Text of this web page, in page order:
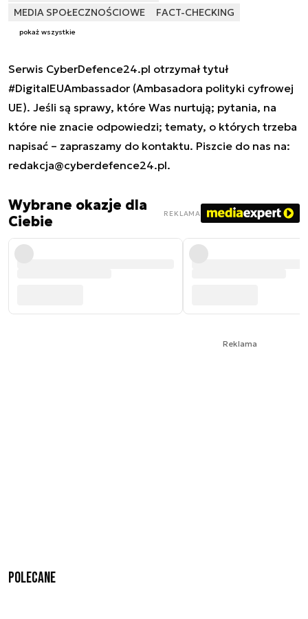
MEDIA SPOŁECZNOŚCIOWE
FACT-CHECKING
pokaż wszystkie
Serwis CyberDefence24.pl otrzymał tytuł
#DigitalEUAmbassador (Ambasadora polityki cyfrowej
UE). Jeśli są sprawy, które Was nurtują; pytania, na
które nie znacie odpowiedzi; tematy, o których trzeba
napisać – zapraszamy do kontaktu. Piszcie do nas na:
redakcja@cyberdefence24.pl.
Wybrane okazje dla
Ciebie
REKLAMA
Reklama
Polecane